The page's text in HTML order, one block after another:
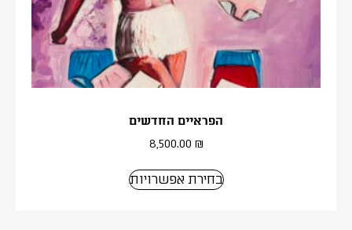
הפראיים החדשים
8,500.00 ₪
בחירת אפשרויות